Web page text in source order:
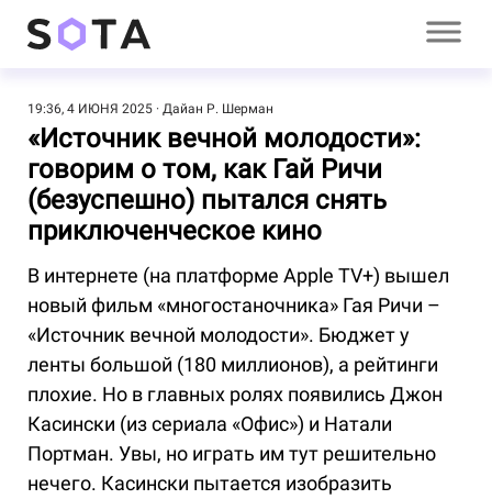
19:36, 4 ИЮНЯ 2025 Дайан Р. Шерман
«Источник вечной молодости»:
говорим о том, как Гай Ричи
(безуспешно) пытался снять
приключенческое кино
В интернете (на платформе Apple TV+) вышел
новый фильм «многостаночника» Гая Ричи –
«Источник вечной молодости». Бюджет у
ленты большой (180 миллионов), а рейтинги
плохие. Но в главных ролях появились Джон
Касински (из сериала «Офис») и Натали
Портман. Увы, но играть им тут решительно
нечего. Касински пытается изобразить